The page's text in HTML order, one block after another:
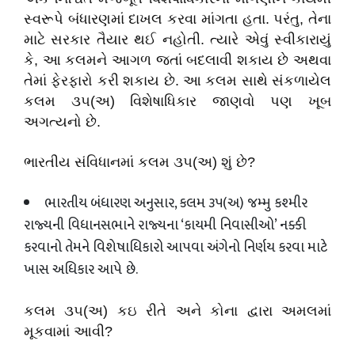
સ્વરૂપે બંધારણમાં દાખલ કરવા માંગતા હતા. પરંતુ,તેના
માટે સરકાર તૈયાર થઈ નહોતી. ત્યારે એવું સ્વીકારાયું
કે, આ કલમને આગળ જતાં બદલાવી શકાય છે અથવા
તેમાં ફેરફારો કરી શકાય છે. આ કલમ સાથે સંકળાયેલ
કલમ ૩૫(અ) વિશેષાધિકાર જાણવો પણ ખૂબ
અગત્યનો છે.
ભારતીય સંવિધાનમાં કલમ ૩૫(અ) શું છે?
ભારતીય બંધારણ અનુસાર,કલમ ૩૫(અ) જમ્મુ કશ્મીર
રાજ્યની વિધાનસભાને રાજ્યના ‘કાયમી નિવાસીઓ’ નક્કી
કરવાનો તેમને વિશેષાધિકારો આપવા અંગેનો નિર્ણય કરવા માટે
ખાસ અધિકાર આપે છે.
કલમ ૩૫(અ) કઇ રીતે અને કોના દ્વારા અમલમાં
મૂકવામાં આવી?